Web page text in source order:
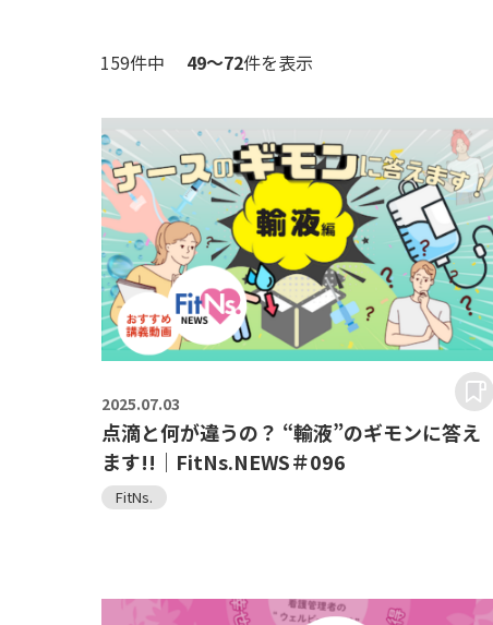
159件中 49～72件を表示
2025.07.03
点滴と何が違うの？ “輸液”のギモンに答え
ます!!｜FitNs.NEWS＃096
FitNs.